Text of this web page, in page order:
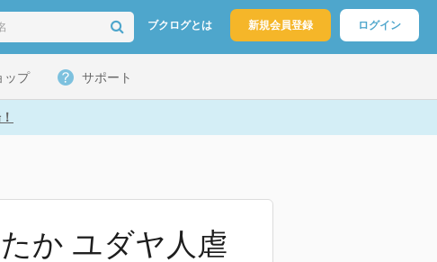
ブクログとは 新規会員登録 ログイン
ップ サポート
か ユダヤ人虐